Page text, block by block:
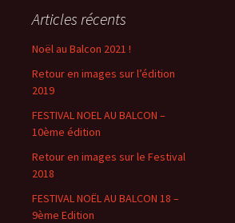
Articles récents
Noël au Balcon 2021 !
Retour en images sur l’édition
2019
FESTIVAL NOEL AU BALCON –
10ème édition
Retour en images sur le Festival
2018
FESTIVAL NOËL AU BALCON 18 –
9ème Edition